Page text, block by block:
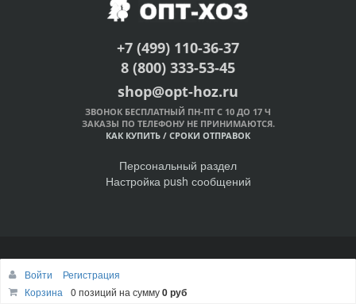
+7 (499) 110-36-37
8 (800) 333-53-45
shop@opt-hoz.ru
ЗВОНОК БЕСПЛАТНЫЙ ПН-ПТ С 10 ДО 17 Ч
ЗАКАЗЫ ПО ТЕЛЕФОНУ НЕ ПРИНИМАЮТСЯ.
КАК КУПИТЬ / СРОКИ ОТПРАВОК
Персональный раздел
Настройка push сообщений
© Интернет-магазин ОПТ-ХОЗ, 2011-2026
Войти
Регистрация
Корзина
0 позиций на сумму0 руб